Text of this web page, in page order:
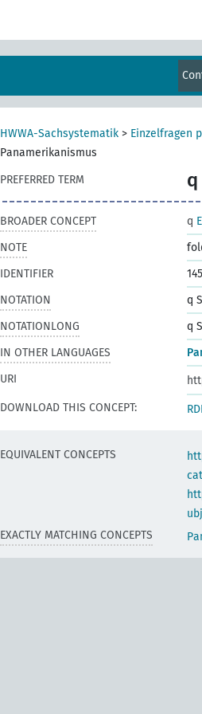
HWWA-Sachsystematik > Einzelfragen
Panamerikanismus
PREFERRED TERM
q
BROADER CONCEPT q
NOTE
IDENTIFIER
NOTATION
q
NOTATIONLONG
q
IN OTHER LANGUAGES
URI
DOWNLOAD THIS CONCEPT:
EQUIVALENT CONCEPTS
EXACTLY MATCHING CONCEPTS